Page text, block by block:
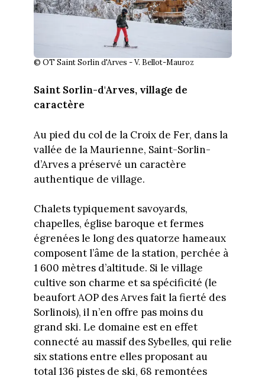
© OT Saint Sorlin d'Arves - V. Bellot-Mauroz
Saint Sorlin-d'Arves, village de
caractère
Au pied du col de la Croix de Fer, dans la
vallée de la Maurienne, Saint-Sorlin-
d’Arves a préservé un caractère
authentique de village.
Chalets typiquement savoyards,
chapelles, église baroque et fermes
égrenées le long des quatorze hameaux
composent l’âme de la station, perchée à
1 600 mètres d’altitude. Si le village
cultive son charme et sa spécificité (le
beaufort AOP des Arves fait la fierté des
Sorlinois), il n’en offre pas moins du
grand ski. Le domaine est en effet
connecté au massif des Sybelles, qui relie
six stations entre elles proposant au
total 136 pistes de ski, 68 remontées